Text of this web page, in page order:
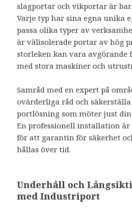
slagportar och vikportar är
Varje typ har sina egna unika
passa olika typer av
är välisolerade portar av hög
storleken kan vara avgörande
med stora maskiner och
Samråd med en expert på
ovärderliga råd och
portlösning som möter just
En professionell installation är
för att garantin för säkerhet
hållas över tid.
Underhåll och
med Industriport